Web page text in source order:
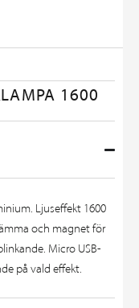
1600
Ljuseffekt 1600
och magnet för
Micro USB-
på vald effekt.